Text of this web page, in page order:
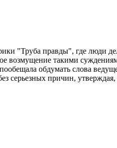
"Труба правды", где люди
возмущение такими
обдумать слова
серьезных причин,